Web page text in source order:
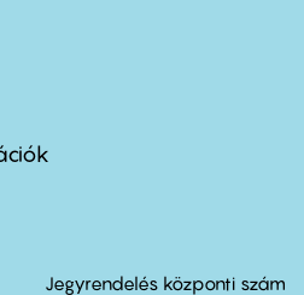
Jegyrendelés központi szám